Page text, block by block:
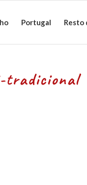
Portugal Resto
tradicional